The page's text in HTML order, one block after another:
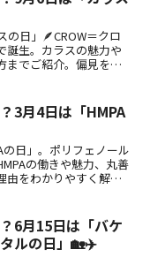
の日」🪶CROW＝クロ
誕生。カラスの魅力や
までご紹介。偏見をく
3月4日は「HMPA
の日」。ポリフェノール
の働きや魅力、丸善
由をわかりやすく解
6月15日は「バケ
ルの日」🏡✈️